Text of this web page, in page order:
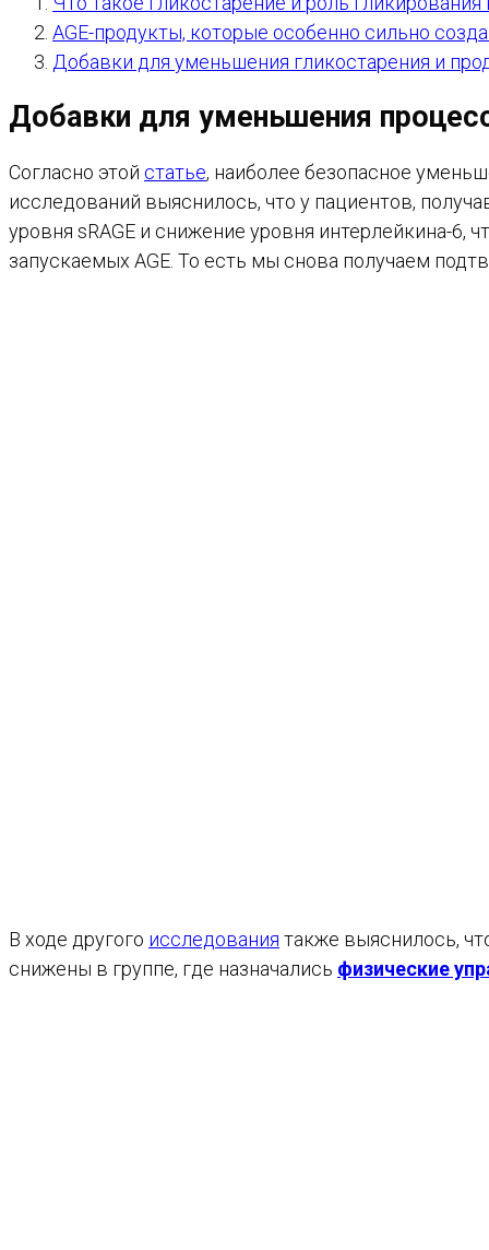
AGE-продукты, которые особенно сильно
Добавки для уменьшения гликостарения и
Добавки для уменьшения
Согласно этой статье, наиболее безопасное
исследований выяснилось, что у пациентов,
уровня sRAGE и снижение уровня интерлейкина-
запускаемых AGE. То есть мы снова получаем
В ходе другого исследования также выяснилось,
снижены в группе, где назначались физические